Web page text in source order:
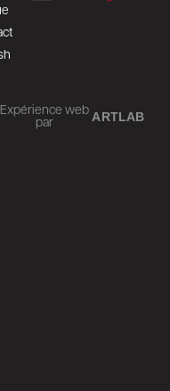
Expérience web
par ARTLAB